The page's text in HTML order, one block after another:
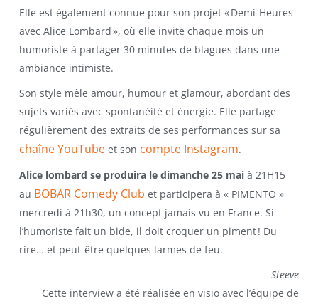
Elle est également connue pour son projet « Demi-Heures
avec Alice Lombard », où elle invite chaque mois un
humoriste à partager 30 minutes de blagues dans une
ambiance intimiste.
Son style mêle amour, humour et glamour, abordant des
sujets variés avec spontanéité et énergie. Elle partage
régulièrement des extraits de ses performances sur sa
chaîne YouTubeet son compte Instagram.
Alice lombard se produira le dimanche 25 maià 21H15
au BOBAR Comedy Club et participera à « PIMENTO »
mercredi à 21h30, un concept jamais vu en France. Si
l’humoriste fait un bide, il doit croquer un piment ! Du
rire… et peut-être quelques larmes de feu.
Steeve
Cette interview a été réalisée en visio avec l’équipe de